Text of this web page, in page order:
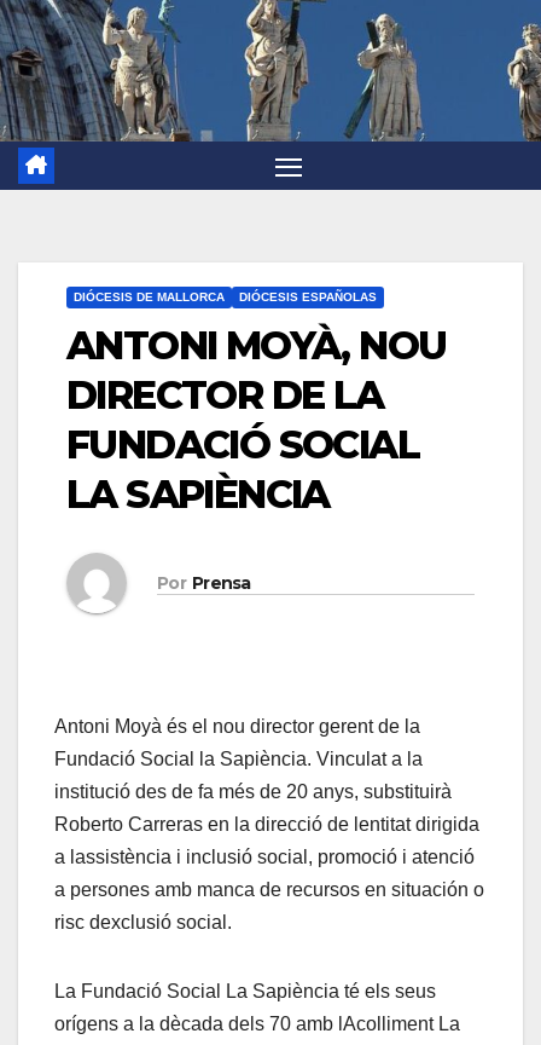
DIÓCESIS DE MALLORCA DIÓCESIS ESPAÑOLAS
ANTONI MOYÀ, NOU
DIRECTOR DE LA
FUNDACIÓ SOCIAL
LA SAPIÈNCIA
Por Prensa
Antoni Moyà és el nou director gerent de la
Fundació Social la Sapiència. Vinculat a la
institució des de fa més de 20 anys, substituirà
Roberto Carreras en la direcció de lentitat dirigida
a lassistència i inclusió social, promoció i atenció
a persones amb manca de recursos en situación o
risc dexclusió social.
La Fundació Social La Sapiència té els seus
orígens a la dècada dels 70 amb lAcolliment La